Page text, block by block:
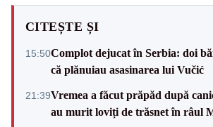
CITEȘTE ȘI
15:50Complot dejucat în Serbia: doi
că plănuiau asasinarea lui Vučić
21:39Vremea a făcut prăpăd după
au murit loviți de trăsnet în râul